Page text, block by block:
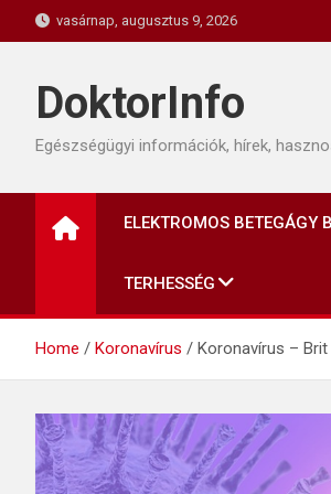
to
vasárnap, augusztus 9, 2026
DoktorInfo
Egészségügyi információk, hírek,
ELEKTROMOS BETEGÁGY
TERHESSÉG
Home Koronavírus Koronavírus –